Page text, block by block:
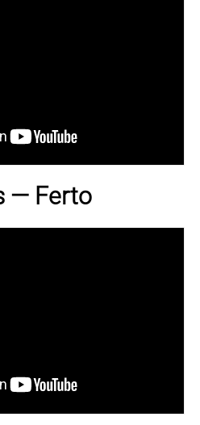
— Ferto